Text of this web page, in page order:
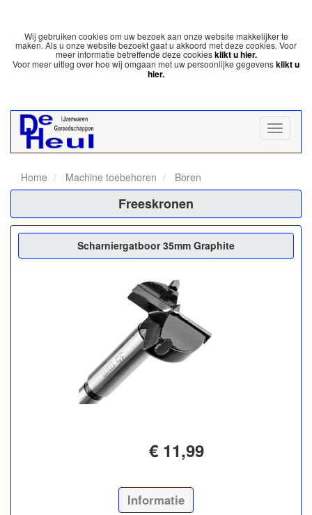
Wij gebruiken cookies om uw bezoek aan onze website makkelijker te
maken. Als u onze website bezoekt gaat u akkoord met deze cookies. Voor
meer informatie betreffende deze cookiesklikt u hier.
Voor meer uitleg over hoe wij omgaan met uw persoonlijke gegevensklikt u
hier.
Home Machine toebehoren Boren
Freeskronen
Scharniergatboor 35mm Graphite
€ 11,99
Informatie